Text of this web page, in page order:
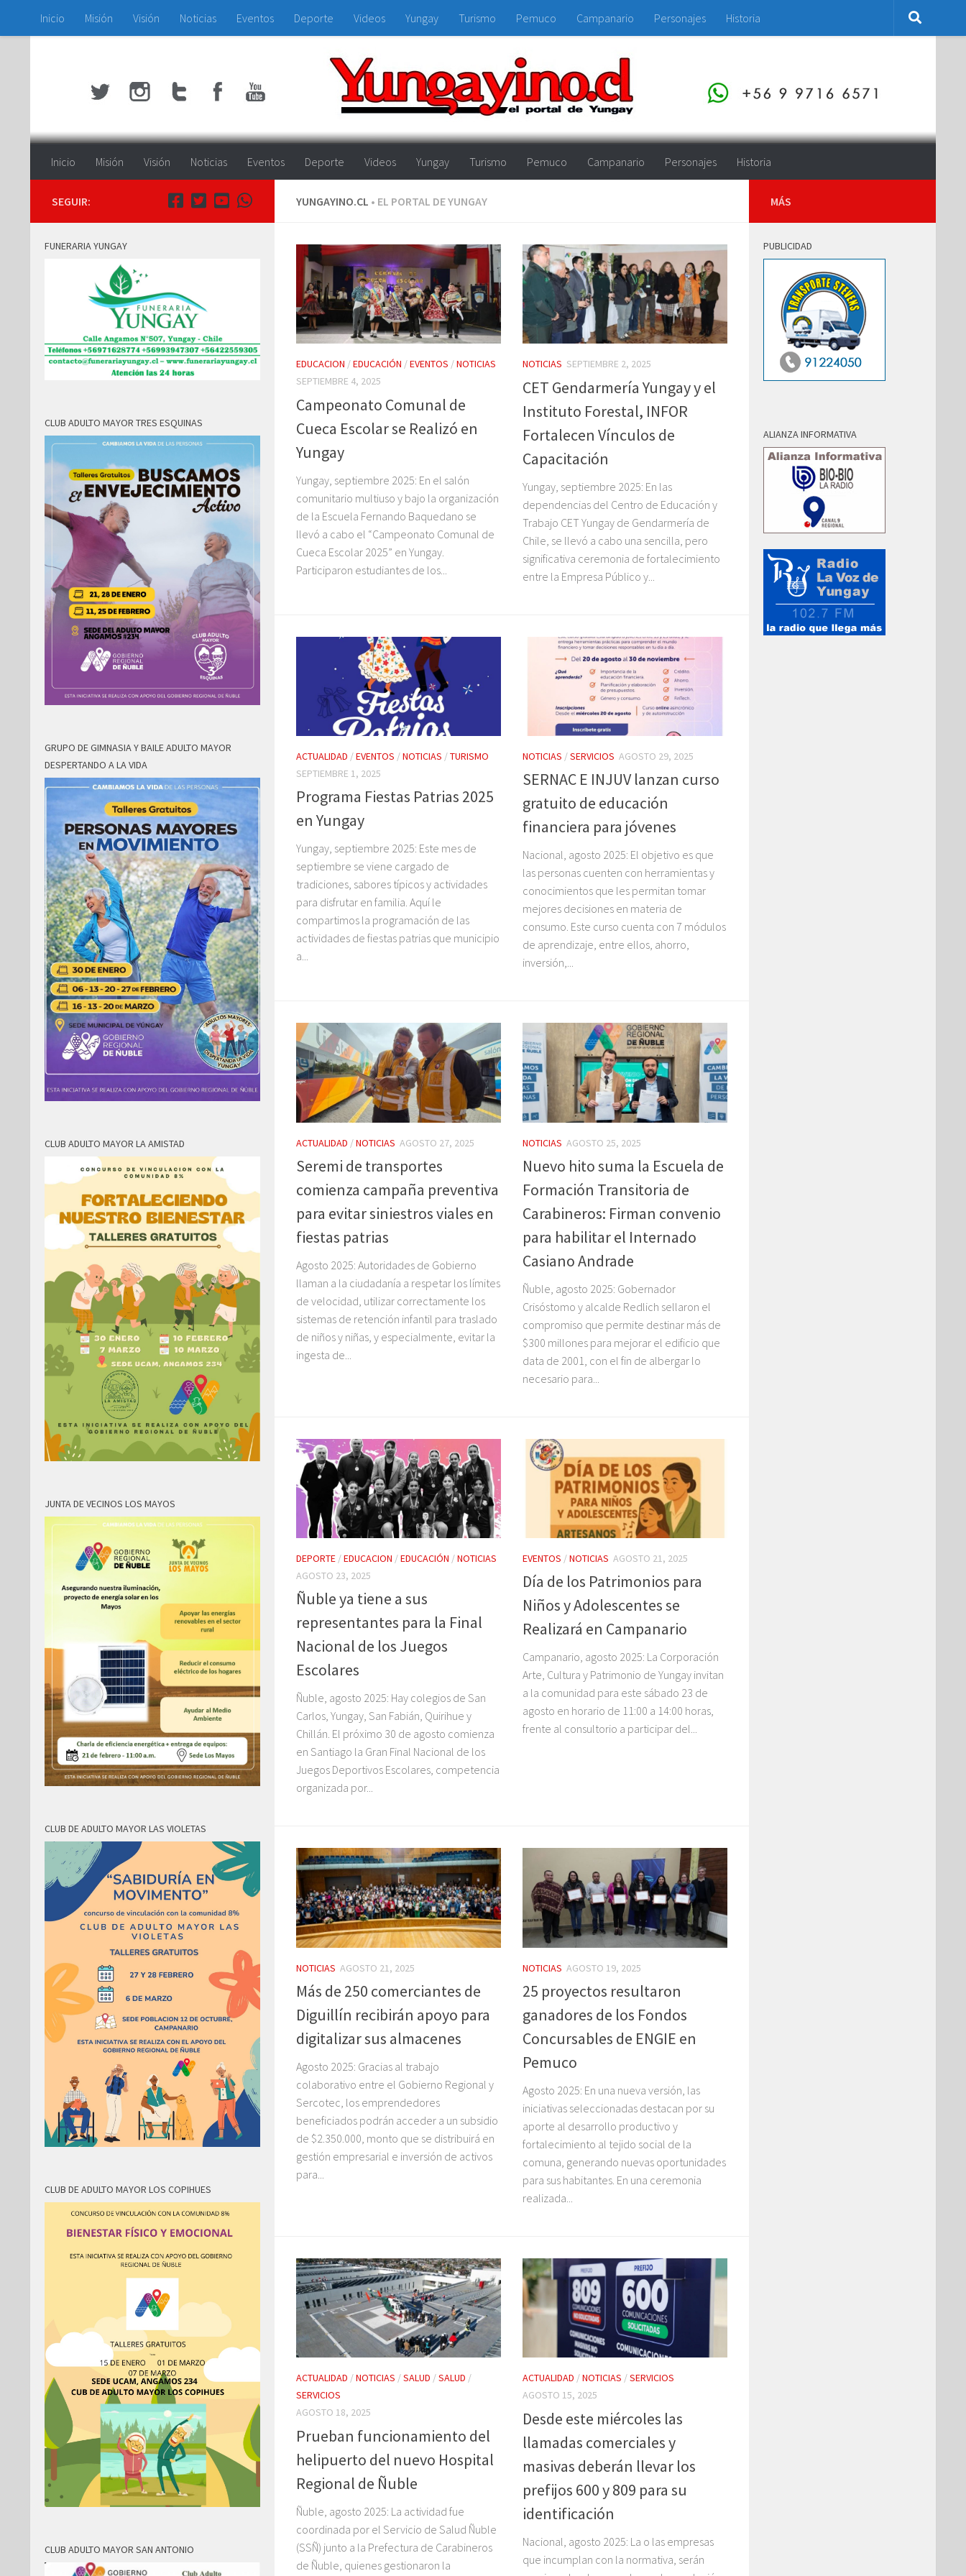
Saltar al contenido
Inicio Misión Visión Noticias Eventos Deporte Videos Yungay Turismo Pemuco Campanario Personajes Historia
Inicio Misión Visión Noticias Eventos Deporte Videos Yungay Turismo Pemuco Campanario Personajes Historia
YUNGAYINO.CL • EL PORTAL DE YUNGAY
EDUCACION /EDUCACIÓN /EVENTOS /NOTICIAS
SEPTIEMBRE 4, 2025
Campeonato Comunal de
Cueca Escolar se Realizó en
Yungay
Yungay, septiembre 2025: En el salón
comunitario multiuso y bajo la organización
de la Escuela Fernando Baquedano se
llevó a cabo el “Campeonato Comunal de
Cueca Escolar 2025” en Yungay.
Participaron estudiantes de los...
NOTICIAS SEPTIEMBRE 2, 2025
CET Gendarmería Yungay y el
Instituto Forestal, INFOR
Fortalecen Vínculos de
Capacitación
Yungay, septiembre 2025: En las
dependencias del Centro de Educación y
Trabajo CET Yungay de Gendarmería de
Chile, se llevó a cabo una sencilla, pero
significativa ceremonia de fortalecimiento
entre la Empresa Público y...
ACTUALIDAD /EVENTOS /NOTICIAS /TURISMO
SEPTIEMBRE 1, 2025
Programa Fiestas Patrias 2025
en Yungay
Yungay, septiembre 2025: Este mes de
septiembre se viene cargado de
tradiciones, sabores típicos y actividades
para disfrutar en familia. Aquí le
compartimos la programación de las
actividades de fiestas patrias que municipio
a...
NOTICIAS /SERVICIOS AGOSTO 29, 2025
SERNAC E INJUV lanzan curso
gratuito de educación
financiera para jóvenes
Nacional, agosto 2025: El objetivo es que
las personas cuenten con herramientas y
conocimientos que les permitan tomar
mejores decisiones en materia de
consumo. Este curso cuenta con 7 módulos
de aprendizaje, entre ellos, ahorro,
inversión,...
ACTUALIDAD /NOTICIAS AGOSTO 27, 2025
Seremi de transportes
comienza campaña preventiva
para evitar siniestros viales en
fiestas patrias
Agosto 2025: Autoridades de Gobierno
llaman a la ciudadanía a respetar los límites
de velocidad, utilizar correctamente los
sistemas de retención infantil para traslado
de niños y niñas, y especialmente, evitar la
ingesta de...
NOTICIAS AGOSTO 25, 2025
Nuevo hito suma la Escuela de
Formación Transitoria de
Carabineros: Firman convenio
para habilitar el Internado
Casiano Andrade
Ñuble, agosto 2025: Gobernador
Crisóstomo y alcalde Redlich sellaron el
compromiso que permite destinar más de
$300 millones para mejorar el edificio que
data de 2001, con el fin de albergar lo
necesario para...
DEPORTE /EDUCACION /EDUCACIÓN /NOTICIAS
AGOSTO 23, 2025
Ñuble ya tiene a sus
representantes para la Final
Nacional de los Juegos
Escolares
Ñuble, agosto 2025: Hay colegios de San
Carlos, Yungay, San Fabián, Quirihue y
Chillán. El próximo 30 de agosto comienza
en Santiago la Gran Final Nacional de los
Juegos Deportivos Escolares, competencia
organizada por...
EVENTOS /NOTICIAS AGOSTO 21, 2025
Día de los Patrimonios para
Niños y Adolescentes se
Realizará en Campanario
Campanario, agosto 2025: La Corporación
Arte, Cultura y Patrimonio de Yungay invitan
a la comunidad para este sábado 23 de
agosto en horario de 11:00 a 14:00 horas,
frente al consultorio a participar del...
NOTICIAS AGOSTO 21, 2025
Más de 250 comerciantes de
Diguillín recibirán apoyo para
digitalizar sus almacenes
Agosto 2025: Gracias al trabajo
colaborativo entre el Gobierno Regional y
Sercotec, los emprendedores
beneficiados podrán acceder a un subsidio
de $2.350.000, monto que se distribuirá en
gestión empresarial e inversión de activos
para...
NOTICIAS AGOSTO 19, 2025
25 proyectos resultaron
ganadores de los Fondos
Concursables de ENGIE en
Pemuco
Agosto 2025: En una nueva versión, las
iniciativas seleccionadas destacan por su
aporte al desarrollo productivo y
fortalecimiento al tejido social de la
comuna, generando nuevas oportunidades
para sus habitantes. En una ceremonia
realizada...
ACTUALIDAD /NOTICIAS /SALUD /SALUD /
SERVICIOS
AGOSTO 18, 2025
Prueban funcionamiento del
helipuerto del nuevo Hospital
Regional de Ñuble
Ñuble, agosto 2025: La actividad fue
coordinada por el Servicio de Salud Ñuble
(SSÑ) junto a la Prefectura de Carabineros
de Ñuble, quienes gestionaron la
ACTUALIDAD /NOTICIAS /SERVICIOS
AGOSTO 15, 2025
Desde este miércoles las
llamadas comerciales y
masivas deberán llevar los
prefijos 600 y 809 para su
identificación
Nacional, agosto 2025: La o las empresas
que incumplan con la normativa, serán
SEGUIR:
FUNERARIA YUNGAY
CLUB ADULTO MAYOR TRES ESQUINAS
GRUPO DE GIMNASIA Y BAILE ADULTO MAYOR
DESPERTANDO A LA VIDA
CLUB ADULTO MAYOR LA AMISTAD
JUNTA DE VECINOS LOS MAYOS
CLUB DE ADULTO MAYOR LAS VIOLETAS
CLUB DE ADULTO MAYOR LOS COPIHUES
CLUB ADULTO MAYOR SAN ANTONIO
MÁS
PUBLICIDAD
ALIANZA INFORMATIVA